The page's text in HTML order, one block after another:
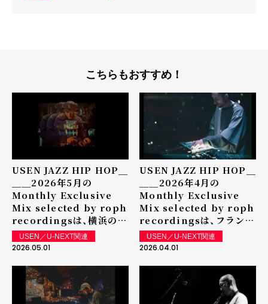
こちらもおすすめ！
USEN JAZZ HIP HOP＿
＿＿2026年5月の
Monthly Exclusive
Mix selected by roph
recordingsは、横浜のグ
ルーヴを背負い、Hip
Hopを軸にカルチャーへ
SQUAREによる
Exclusive Mixを放送中
USEN／U-NEXT関連
2026.05.01
USEN JAZZ HIP HOP＿
＿＿2026年4月の
Monthly Exclusive
Mix selected by roph
recordingsは、フランス
のビートメイカーで昨年の
Rob-O (InI)とのリリー
(de Kalhex)による
Exclusive Mixを放送中
USEN／U-NEXT関連
2026.04.01